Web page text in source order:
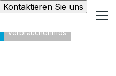
Kontaktieren Sie uns
Verbraucherinfos